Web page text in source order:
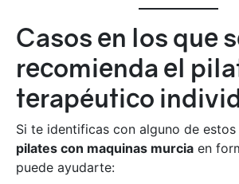
Casos en los que
recomienda el
terapéutico
Si te identificas con alguno de
pilates con maquinas murcia en
puede ayudarte: